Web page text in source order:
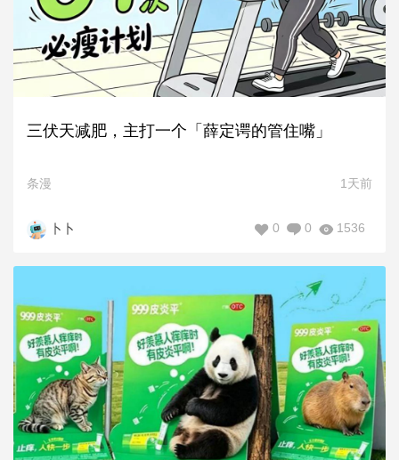
三伏天减肥，主打一个「薛定谔的管住嘴」
条漫 1天前
卜卜 1536
0
0